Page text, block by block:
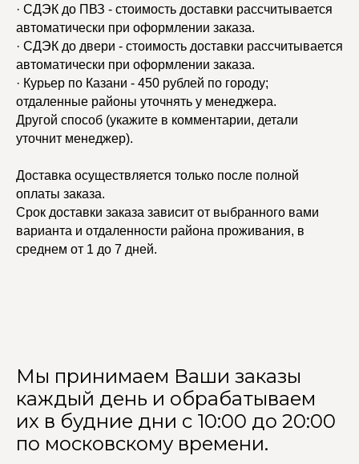
· СДЭК до ПВЗ - стоимость доставки рассчитывается
автоматически при оформлении заказа.
· СДЭК до двери - стоимость доставки рассчитывается
автоматически при оформлении заказа.
· Курьер по Казани - 450 рублей по городу;
отдаленные районы уточнять у менеджера.
Другой способ (укажите в комментарии, детали
уточнит менеджер).
Доставка осуществляется только после полной
оплаты заказа.
Срок доставки заказа зависит от выбранного вами
варианта и отдаленности района проживания, в
среднем от 1 до 7 дней.
Мы принимаем Ваши заказы
каждый день и обрабатываем
их в будние дни с 10:00 до 20:00
по московскому времени.